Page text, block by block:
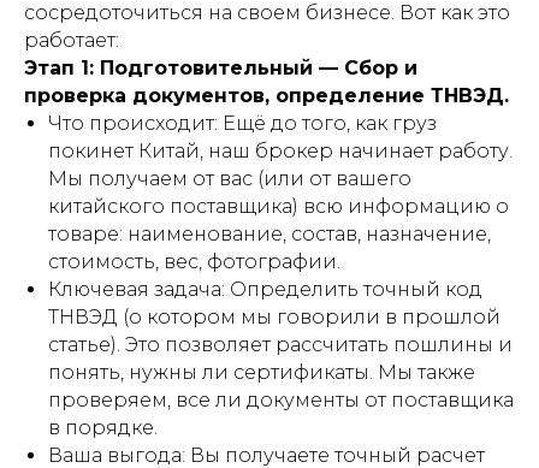
сосредоточиться на своем бизнесе. Вот как это
работает:
Этап 1: Подготовительный — Сбор и
проверка документов, определение ТНВЭД.
Что происходит: Ещё до того, как груз
покинет Китай, наш брокер начинает работу.
Мы получаем от вас (или от вашего
китайского поставщика) всю информацию о
товаре: наименование, состав, назначение,
стоимость, вес, фотографии.
Ключевая задача: Определить точный код
ТНВЭД (о котором мы говорили в прошлой
статье). Это позволяет рассчитать пошлины и
понять, нужны ли сертификаты. Мы также
проверяем, все ли документы от поставщика
в порядке.
Ваша выгода: Вы получаете точный расчет